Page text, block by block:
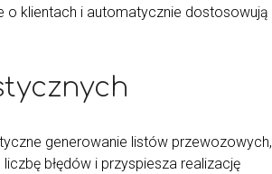
o klientach i automatycznie dostosowują
generowanie listów przewozowych,
błędów i przyspiesza realizację